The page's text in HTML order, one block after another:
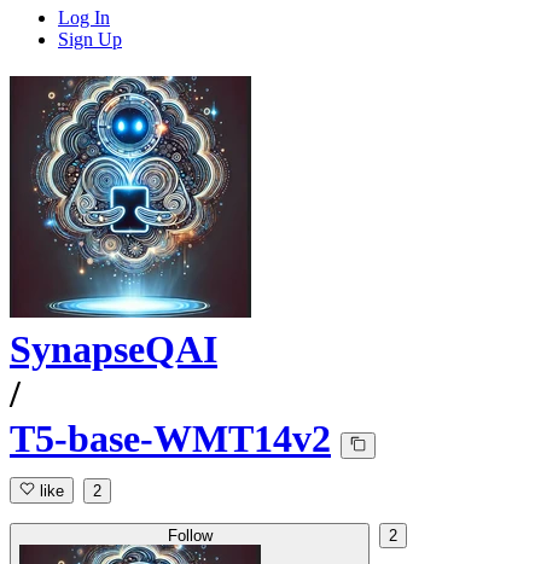
Log In
Sign Up
SynapseQAI
/
T5-base-WMT14v2
like 2
Follow 2